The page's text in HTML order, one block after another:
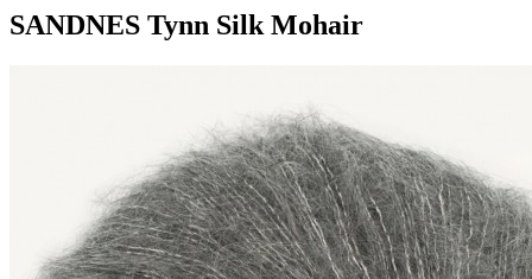
SANDNES Tynn Silk Mohair